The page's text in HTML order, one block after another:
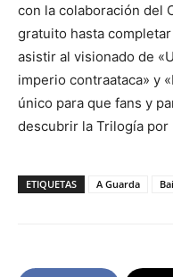
con la colaboración del
gratuito hasta
asistir al visionado de
imperio contraataca» y
único para que fans y
descubrir la Trilogía por
ETIQUETAS A Guarda